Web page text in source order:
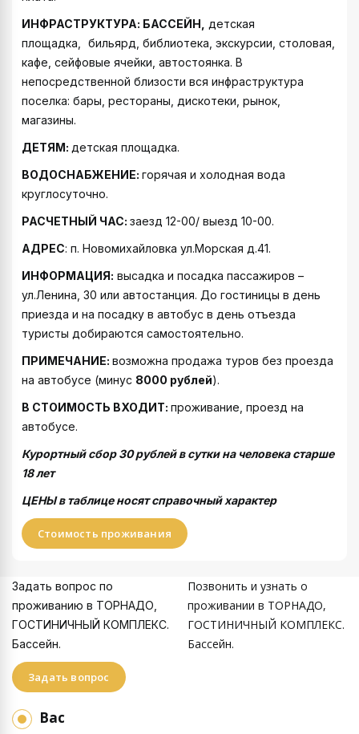
ИНФРАСТРУКТУРА: БАССЕЙН,
детская
площадка,
бильярд, библиотека, экскурсии, столовая,
кафе, сейфовые ячейки, автостоянка. В
непосредственной близости вся инфраструктура
поселка: бары, рестораны, дискотеки, рынок,
магазины.
ДЕТЯМ: детская площадка.
ВОДОСНАБЖЕНИЕ: горячая и холодная вода
круглосуточно.
РАСЧЕТНЫЙ ЧАС: заезд 12-00/ выезд 10-00.
АДРЕС: п. Новомихайловка ул.Морская д.41.
ИНФОРМАЦИЯ: высадка и посадка пассажиров –
ул.Ленина, 30 или автостанция. До гостиницы в день
приезда и на посадку в автобус в день отъезда
туристы добираются самостоятельно.
ПРИМЕЧАНИЕ: возможна продажа туров без проезда
на автобусе (минус 8000 рублей).
В СТОИМОСТЬ ВХОДИТ: проживание, проезд на
автобусе.
Курортный сбор 30 рублей в сутки на человека старше
18 лет
ЦЕНЫ в таблице носят справочный характер
Стоимость проживания
Задать вопрос по
проживанию в ТОРНАДО,
ГОСТИНИЧНЫЙ КОМПЛЕКС.
Бассейн.
Задать вопрос
Позвонить и узнать о
проживании в ТОРНАДО,
ГОСТИНИЧНЫЙ КОМПЛЕКС.
Бассейн.
Вас